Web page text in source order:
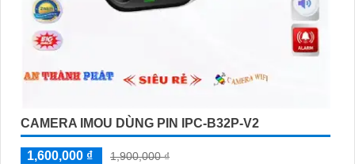
CAMERA IMOU DÙNG PIN IPC-B32P-V2
1,600,000 ₫
1,900,000 ₫